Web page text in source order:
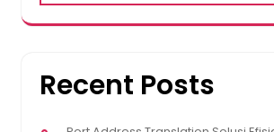
Recent Posts